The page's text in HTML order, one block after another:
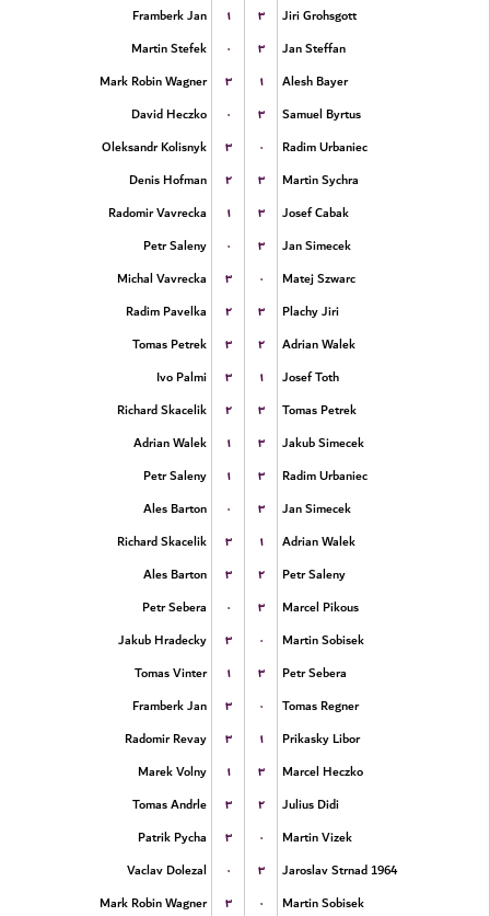
Framberk Jan
۱ ۳
Jiri Grohsgott
Martin Stefek
۰ ۳
Jan Steffan
Mark Robin Wagner
۳ ۱
Alesh Bayer
David Heczko
۰ ۳
Samuel Byrtus
Oleksandr Kolisnyk
۳ ۰
Radim Urbaniec
Denis Hofman
۲ ۳
Martin Sychra
Radomir Vavrecka
۱ ۳
Josef Cabak
Petr Saleny
۰ ۳
Jan Simecek
Michal Vavrecka
۳ ۰
Matej Szwarc
Radim Pavelka
۲ ۳
Plachy Jiri
Tomas Petrek
۳ ۲
Adrian Walek
Ivo Palmi
۳ ۱
Josef Toth
Richard Skacelik
۲ ۳
Tomas Petrek
Adrian Walek
۱ ۳
Jakub Simecek
Petr Saleny
۱ ۳
Radim Urbaniec
Ales Barton
۰ ۳
Jan Simecek
Richard Skacelik
۳ ۱
Adrian Walek
Ales Barton
۳ ۲
Petr Saleny
Petr Sebera
۰ ۳
Marcel Pikous
Jakub Hradecky
۳ ۰
Martin Sobisek
Tomas Vinter
۱ ۳
Petr Sebera
Framberk Jan
۳ ۰
Tomas Regner
Radomir Revay
۳ ۱
Prikasky Libor
Marek Volny
۱ ۳
Marcel Heczko
Tomas Andrle
۳ ۲
Julius Didi
Patrik Pycha
۳ ۰
Martin Vizek
Vaclav Dolezal
۰ ۳
Jaroslav Strnad 1964
Mark Robin Wagner
۳ ۰
Martin Sobisek